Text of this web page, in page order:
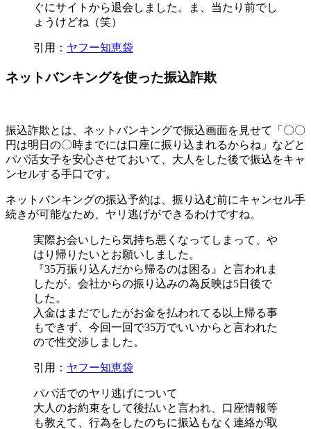
ぐにサイトから退会しました。ま、当たり前でし
ょうけどね（笑）
引用： ヤフー知恵袋
ネットバンキングを使った振込詐欺
振込詐欺とは、ネットバンキングで振込画面を見せて「〇〇
円は明日の〇時までには口座に振り込まれるからね」などと
パパ活女子を安心させておいて、 大人をした後で振込をキャ
ンセルする手口です。
ネットバンキングの振込予約は、振り込む前にキャンセル手
続きが可能なため、ヤリ逃げができるわけですね。
実際お会いしたら気持ち悪くなってしまって、や
はり帰りたいとお願いしました。
『35万振り込んだから帰るのは困る』と言われま
したが、会社からの振り込みの為反映は5日後で
した。
入金はまだでしたがお金を払われてる以上帰る事
もできず、 今回一回で35万でいいからと言われた
ので性交渉しました。
引用： ヤフー知恵袋
パパ活でのヤリ逃げについて
大人のお約束をして後払いと言われ、口座情報等
も教えて、 行為をしたのちに振込もなく連絡が取